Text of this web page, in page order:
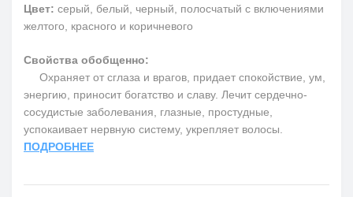
Цвет: серый, белый, черный, полосчатый с включениями
желтого, красного и коричневого
Свойства обобщенно:
Охраняет от сглаза и врагов, придает спокойствие, ум,
энергию, приносит богатство и славу. Лечит сердечно-
сосудистые заболевания, глазные, простудные,
успокаивает нервную систему, укрепляет волосы.
ПОДРОБНЕЕ